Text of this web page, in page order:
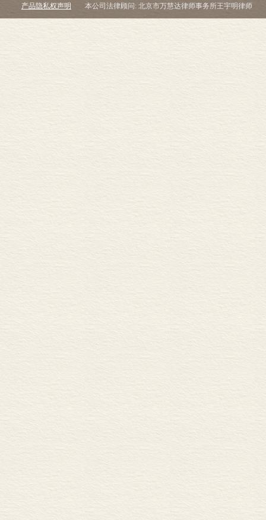
产品隐私权声明 本公司法律顾问: 北京市万慧达律师事务所王宇明律师